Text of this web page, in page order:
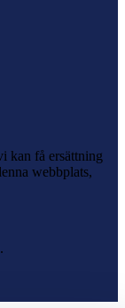
kan få ersättning
webbplats,